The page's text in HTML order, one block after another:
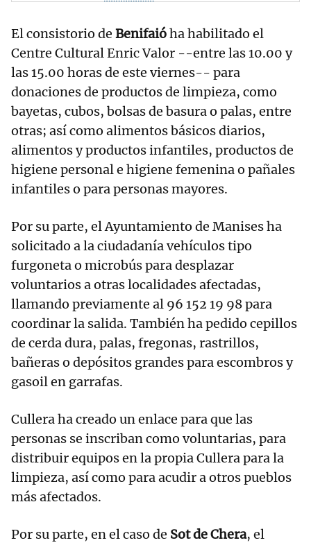
El consistorio de Benifaióha habilitado el
Centre Cultural Enric Valor --entre las 10.00 y
las 15.00 horas de este viernes-- para
donaciones de productos de limpieza, como
bayetas, cubos, bolsas de basura o palas, entre
otras; así como alimentos básicos diarios,
alimentos y productos infantiles, productos de
higiene personal e higiene femenina o pañales
infantiles o para personas mayores.
Por su parte, el Ayuntamiento de Manises ha
solicitado a la ciudadanía vehículos tipo
furgoneta o microbús para desplazar
voluntarios a otras localidades afectadas,
llamando previamente al 96 152 19 98 para
coordinar la salida. También ha pedido cepillos
de cerda dura, palas, fregonas, rastrillos,
bañeras o depósitos grandes para escombros y
gasoil en garrafas.
Cullera ha creado un enlace para que las
personas se inscriban como voluntarias, para
distribuir equipos en la propia Cullera para la
limpieza, así como para acudir a otros pueblos
más afectados.
Por su parte, en el caso de Sot de Chera, el